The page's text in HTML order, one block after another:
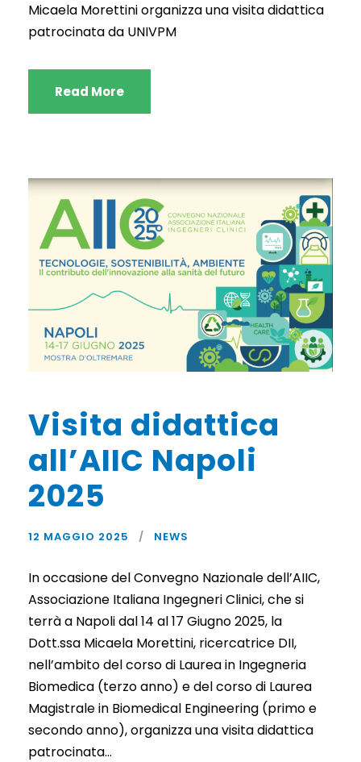
Micaela Morettini organizza una visita didattica
patrocinata da UNIVPM
Read More
Visita didattica
all’AIIC Napoli
2025
12 MAGGIO 2025 NEWS
In occasione del Convegno Nazionale dell’AIIC,
Associazione Italiana Ingegneri Clinici, che si
terrà a Napoli dal 14 al 17 Giugno 2025, la
Dott.ssa Micaela Morettini, ricercatrice DII,
nell’ambito del corso di Laurea in Ingegneria
Biomedica (terzo anno) e del corso di Laurea
Magistrale in Biomedical Engineering (primo e
secondo anno), organizza una visita didattica
patrocinata...